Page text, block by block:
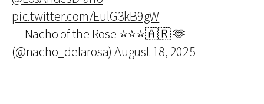
pic.twitter.com/EulG3kB9gW
— Nacho of the Rose ⭐️⭐️⭐️🇦🇷 🫶
(@nacho_delarosa)August 18, 2025